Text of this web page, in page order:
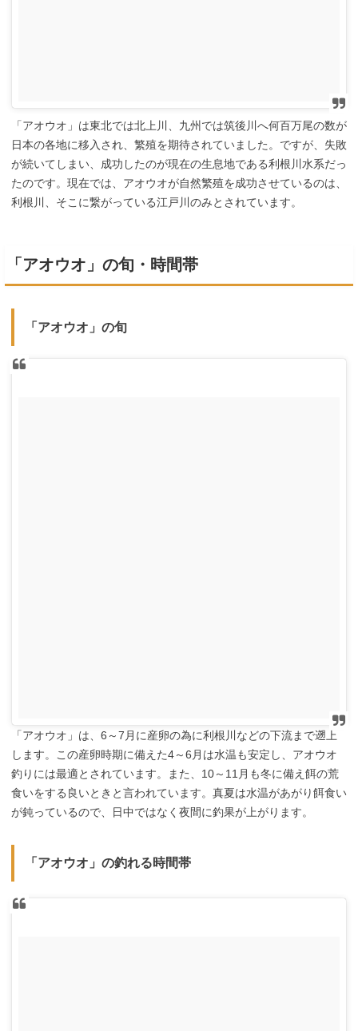
「アオウオ」は東北では北上川、九州では筑後川へ何百万尾の数が
日本の各地に移入され、繁殖を期待されていました。ですが、失敗
が続いてしまい、成功したのが現在の生息地である利根川水系だっ
たのです。現在では、アオウオが自然繁殖を成功させているのは、
利根川、そこに繋がっている江戸川のみとされています。
「アオウオ」の旬・時間帯
「アオウオ」の旬
「アオウオ」は、6～7月に産卵の為に利根川などの下流まで遡上
します。この産卵時期に備えた4～6月は水温も安定し、アオウオ
釣りには最適とされています。また、10～11月も冬に備え餌の荒
食いをする良いときと言われています。真夏は水温があがり餌食い
が鈍っているので、日中ではなく夜間に釣果が上がります。
「アオウオ」の釣れる時間帯